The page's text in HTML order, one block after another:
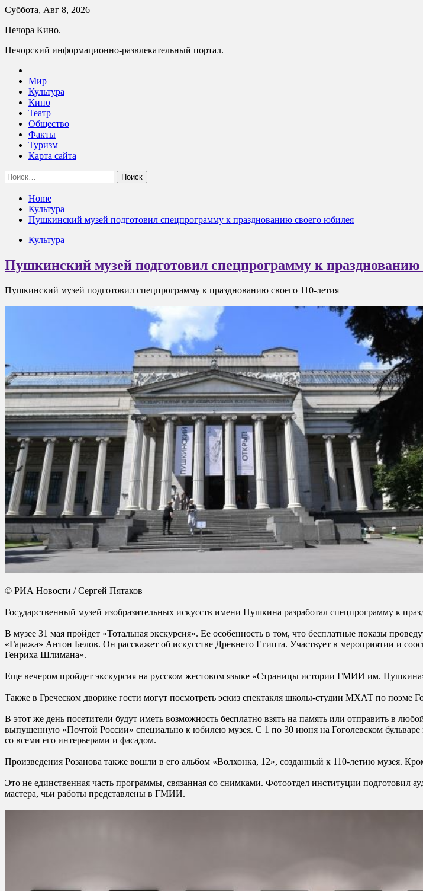
Skip
content
Суббота, Авг 8, 2026
Печора Кино.
Печорский информационно-развлекательный портал.
Мир
Культура
Кино
Театр
Общество
Факты
Туризм
Карта сайта
Найти:
Home
Культура
Пушкинский музей подготовил спецпрограмму к празднованию своего юбилея
Культура
Пушкинский музей подготовил спецпрограмму к празднованию
Пушкинский музей подготовил спецпрограмму к празднованию своего 110-летия
© РИА Новости / Сергей Пятаков
Государственный музей изобразительных искусств имени Пушкина разработал спецпрограмму к
В музее 31 мая пройдет «Тотальная экскурсия». Ее особенность в том, что бесплатные показы
«Гаража» Антон Белов. Он расскажет об искусстве Древнего Египта. Участвует в мероприятии и
Генриха Шлимана».
Еще вечером пройдет экскурсия на русском жестовом языке «Страницы истории ГМИИ им.
Также в Греческом дворике гости могут посмотреть эскиз спектакля школы-студии МХАТ по поэме
В этот же день посетители будут иметь возможность бесплатно взять на память или отправить в
выпущенную «Почтой России» специально к юбилею музея. С 1 по 30 июня на Гоголевском бульваре
со всеми его интерьерами и фасадом.
Произведения Розанова также вошли в его альбом «Волхонка, 12», созданный к 110-летию музея.
Это не единственная часть программы, связанная со снимками. Фотоотдел институции
мастера, чьи работы представлены в ГМИИ.